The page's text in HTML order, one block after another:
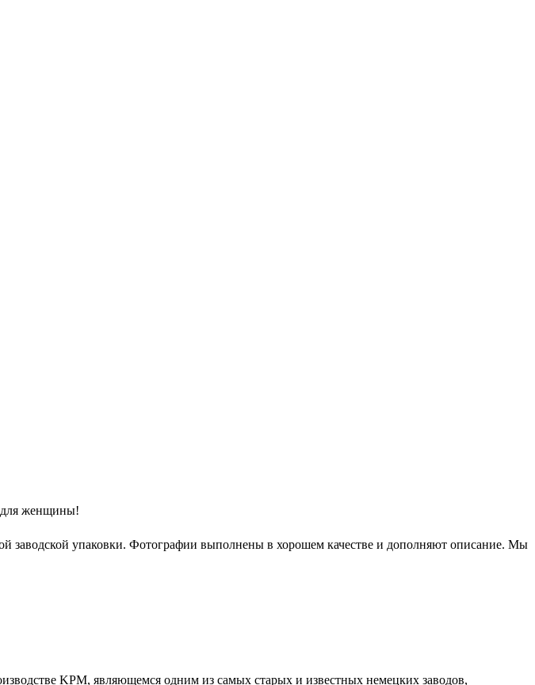
для женщины!
упаковки. Фотографии выполнены в хорошем качестве и дополняют описание. Мы
KPM, являющемся одним из самых старых и известных немецких заводов,